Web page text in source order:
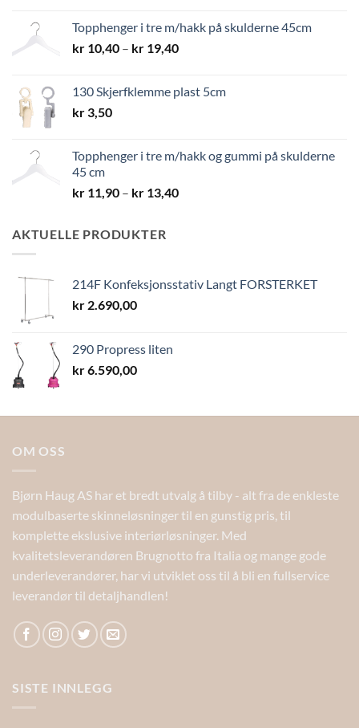
kr 8,40
Topphenger i tre m/hakk på skulderne 45cm
kr 10,40 – kr 19,40Prisområde:
kr 19,40
130 Skjerfklemme plast 5cm
kr 3,50
Topphenger i tre m/hakk og gummi på skulderne
45 cm
kr 11,90 – kr 13,40Prisområde:
AKTUELLE PRODUKTER
214F Konfeksjonsstativ Langt FORSTERKET
kr 2.690,00
290 Propress liten
kr6.590,00
OM OSS
Bjørn Haug AS har et bredt utvalg å tilby - alt fra de enkleste
modulbaserte skinneløsninger til en gunstig pris, til
komplette ekslusive interiørløsninger. Med
kvalitetsleverandøren Brugnotto fra Italia og mange gode
underleverandører, har vi utviklet oss til å bli en fullservice
leverandør til detaljhandlen!
SISTE INNLEGG